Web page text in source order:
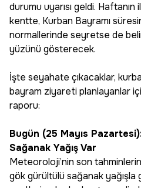
durumu uyarısı geldi.
kentte, Kurban Bayramı
normallerinde seyretse de
yüzünü gösterecek.
İşte seyahate çıkacaklar,
bayram ziyareti planlayanlar
raporu:
Bugün (25 Mayıs
Sağanak Yağış Var
Meteoroloji’nin son
gök gürültülü sağanak yağışla